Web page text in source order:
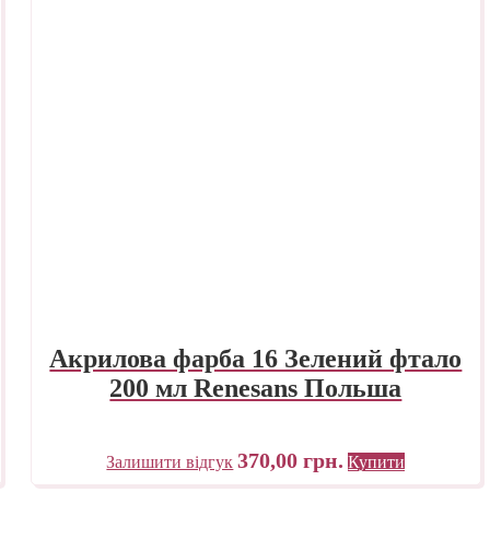
Акрилова фарба 16 Зелений фтало
200 мл Renesans Польша
Залишити відгук 370,00грн. Купити